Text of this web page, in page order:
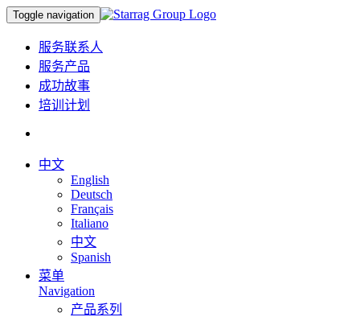
Toggle navigation
服务联系人
服务产品
成功故事
培训计划
中文
English
Deutsch
Français
Italiano
中文
Spanish
菜单
Navigation
产品系列